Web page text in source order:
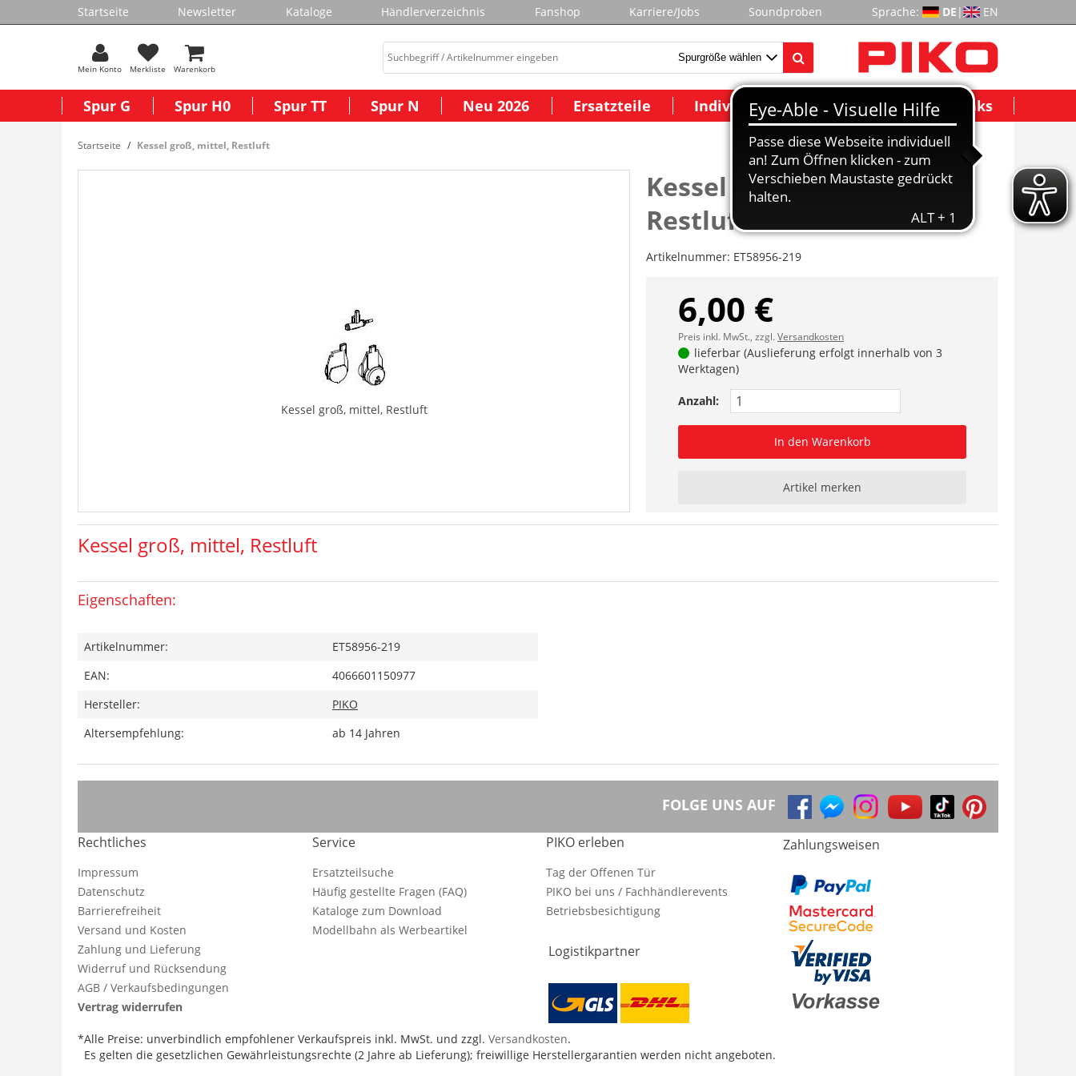
Startseite Newsletter Kataloge Händlerverzeichnis Fanshop Karriere/Jobs Soundproben Sprache: DE | EN
Mein Konto Merkliste Warenkorb
Spur G Spur H0 Spur TT Spur N Neu 2026 Ersatzteile Individuelle Modelle Wichtige Links
Startseite Kessel groß, mittel, Restluft
Kessel groß, mittel, Restluft
Kessel groß, mittel,
Restluft
Artikelnummer: ET58956-219
6,00 €
Preis inkl. MwSt., zzgl.Versandkosten
lieferbar (Auslieferung erfolgt innerhalb von 3
Werktagen)
Anzahl:
In den Warenkorb
Artikel merken
Kessel groß, mittel, Restluft
Eigenschaften:
Artikelnummer:
ET58956-219
EAN:
4066601150977
Hersteller:
PIKO
Altersempfehlung:
ab 14 Jahren
FOLGE UNS AUF
Rechtliches
Impressum
Datenschutz
Barrierefreiheit
Versand und Kosten
Zahlung und Lieferung
Widerruf und Rücksendung
AGB / Verkaufsbedingungen
Vertrag widerrufen
Service
Ersatzteilsuche
Häufig gestellte Fragen (FAQ)
Kataloge zum Download
Modellbahn als Werbeartikel
PIKO erleben
Tag der Offenen Tür
PIKO bei uns / Fachhändlerevents
Betriebsbesichtigung
Logistikpartner
Zahlungsweisen
*Alle Preise: unverbindlich empfohlener Verkaufspreis inkl. MwSt. und zzgl. Versandkosten.
Es gelten die gesetzlichen Gewährleistungsrechte (2 Jahre ab Lieferung); freiwillige Herstellergarantien werden nicht angeboten.